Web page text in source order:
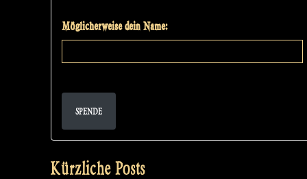
Möglicherweise dein Name:
SPENDE
Kürzliche Posts